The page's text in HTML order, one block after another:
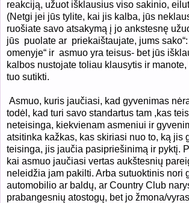
reakciją, užuot išklausius viso sakinio,
(Netgi jei jūs tylite, kai jis kalba, jūs
ruošiate savo atsakymą į jo ankstesnę
jūs puolate ar priekaištaujate, jums
omenyje“ ir asmuo yra teisus- bet jūs
kalbos nustojate toliau klausytis ir
tuo sutikti.
Asmuo, kuris jaučiasi, kad gyvenimas
todėl, kad turi savo standartus tam ,kas
neteisinga, kiekvienam asmeniui ir
atsitinka kažkas, kas skiriasi nuo to, ką jis
teisinga, jis jaučia pasipriešinimą ir pyktį.
kai asmuo jaučiasi vertas aukštesnių
neleidžia jam pakilti. Arba sutuoktinis nori
automobilio ar baldų, ar Country Club
prabangesnių atostogų, bet jo žmona/